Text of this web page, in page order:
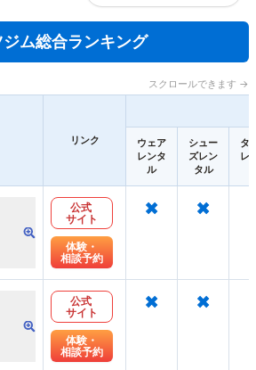
ム総合ランキング
スクロールできます →
リンク
ウェア
レンタ
ル
シュー
ズレン
タル
タ
レ
公式
サイト
体験・
相談予約
× ×
公式
サイト
体験・
相談予約
× ×